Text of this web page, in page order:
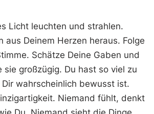
Licht leuchten und strahlen.
aus Deinem Herzen heraus. Folge
Schätze Deine Gaben und
sie großzügig. Du hast so viel zu
wahrscheinlich bewusst ist.
Niemand fühlt, denkt